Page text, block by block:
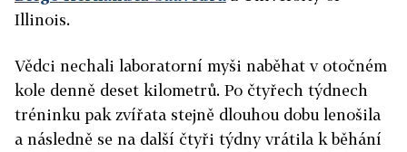
Illinois.
Vědci nechali laboratorní myši naběhat v otočném
kole denně deset kilometrů. Po čtyřech týdnech
tréninku pak zvířata stejně dlouhou dobu lenošila
a následně se na další čtyři týdny vrátila k běhání